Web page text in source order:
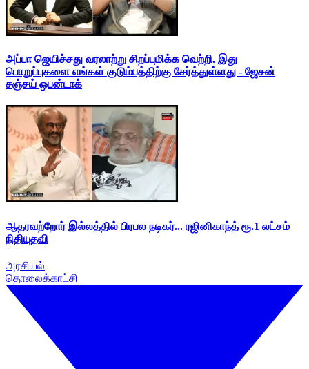
அப்பா ஜெயிச்சது வரலாற்று சிறப்புமிக்க வெற்றி. இது
பொறுப்புகளை எங்கள் குடும்பத்திற்கு சேர்த்துள்ளது - ஜேசன்
சஞ்சய் ஒபன்டாக்
ஆதரவற்றோர் இல்லத்தில் பிரபல நடிகர்... ரஜினிகாந்த் ரூ.1 லட்சம்
நிதியுதவி
அரசியல்
தொலைக்காட்சி